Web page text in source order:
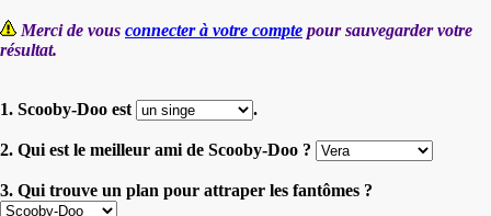
Merci de vous connecter à votre compte pour sauvegarder votre
résultat.
1. Scooby-Doo est .
2. Qui est le meilleur ami de Scooby-Doo ?
3. Qui trouve un plan pour attraper les fantômes ?